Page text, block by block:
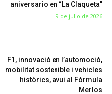
aniversario en “La Claqueta”
9 de julio de 2026
F1, innovació en l’automoció,
mobilitat sostenible i vehicles
històrics, avui al Fórmula
Merlos